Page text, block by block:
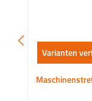
Varianten